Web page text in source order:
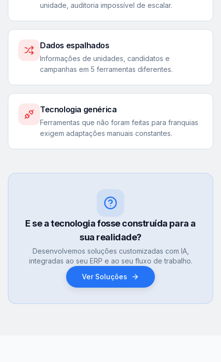
unidade, auditoria impossível de escalar.
Dados espalhados
Informações de unidades, candidatos e
campanhas em 5 ferramentas diferentes.
Tecnologia genérica
Ferramentas que não foram feitas para franquias
exigem adaptações manuais constantes.
E se a tecnologia fosse construída para a
sua realidade?
Desenvolvemos soluções customizadas com IA,
integradas ao seu ERP e ao seu fluxo de trabalho.
Ver Soluções